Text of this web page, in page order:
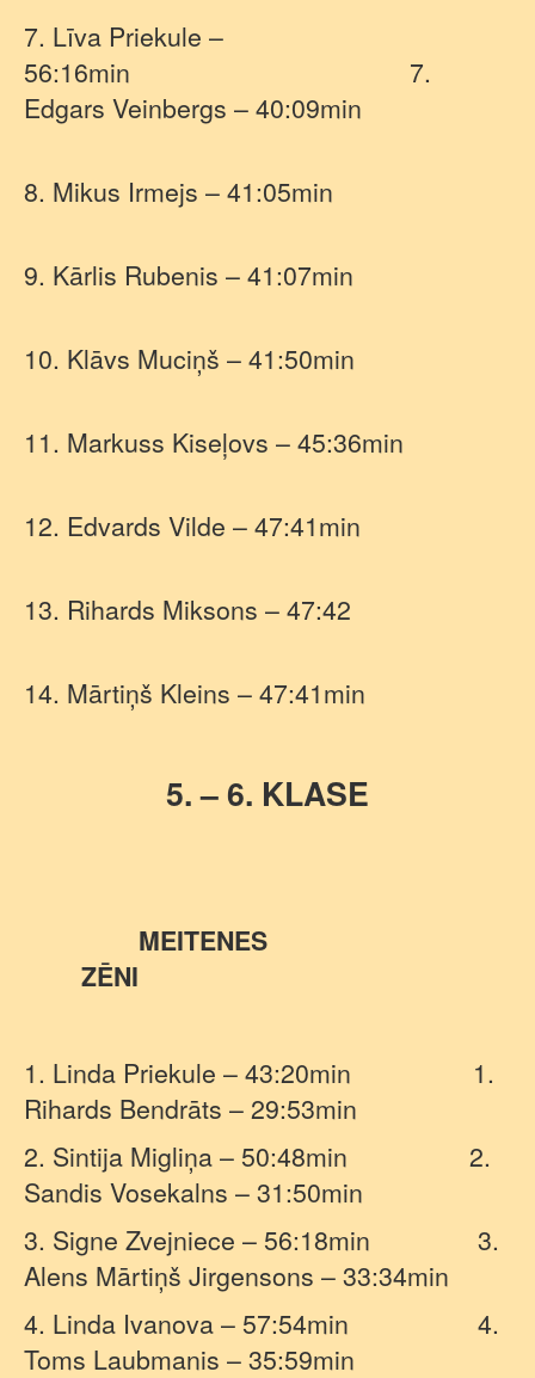
7. Līva Priekule –
56:16min
7.
Edgars Veinbergs – 40:09min
8. Mikus Irmejs – 41:05min
9. Kārlis Rubenis – 41:07min
10. Klāvs Muciņš – 41:50min
11. Markuss Kiseļovs – 45:36min
12. Edvards Vilde – 47:41min
13. Rihards Miksons – 47:42
14. Mārtiņš Kleins – 47:41min
5. – 6. KLASE
MEITENES
ZĒNI
1. Linda Priekule – 43:20min
1.
Rihards Bendrāts – 29:53min
2. Sintija Migliņa – 50:48min
2.
Sandis Vosekalns – 31:50min
3. Signe Zvejniece – 56:18min
3.
Alens Mārtiņš Jirgensons – 33:34min
4. Linda Ivanova – 57:54min
4.
Toms Laubmanis – 35:59min